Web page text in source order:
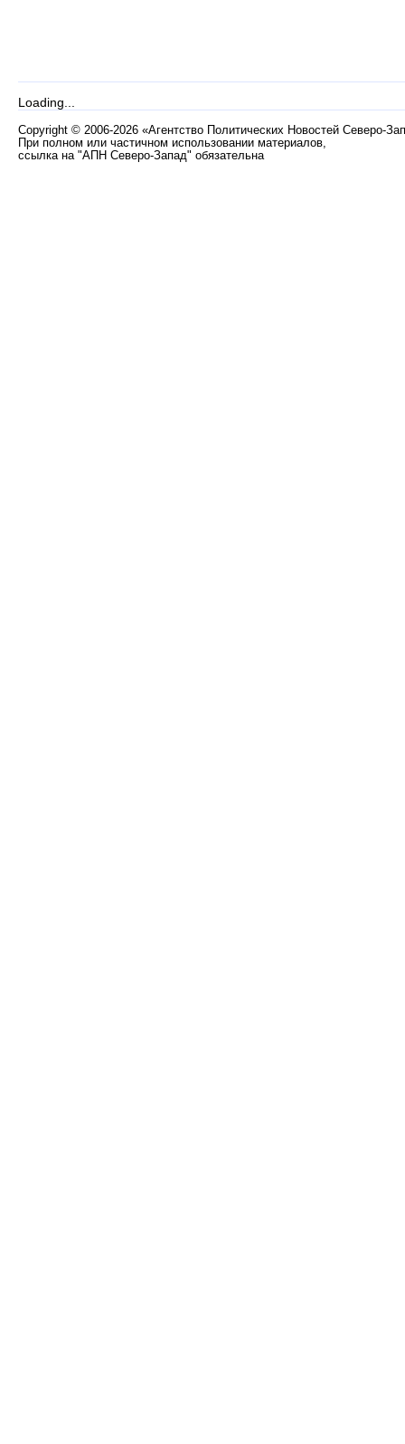
Loading...
Copyright © 2006-2026 «Агентство Политических Новостей Северо-
При полном или частичном использовании материалов,
ссылка на "АПН Северо-Запад" обязательна